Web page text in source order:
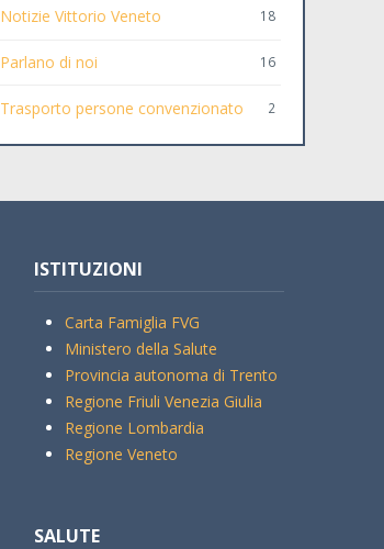
Notizie Vittorio Veneto 18
Parlano di noi 16
Trasporto persone convenzionato 2
ISTITUZIONI
Carta Famiglia FVG
Ministero della Salute
Provincia autonoma di Trento
Regione Friuli Venezia Giulia
Regione Lombardia
Regione Veneto
SALUTE